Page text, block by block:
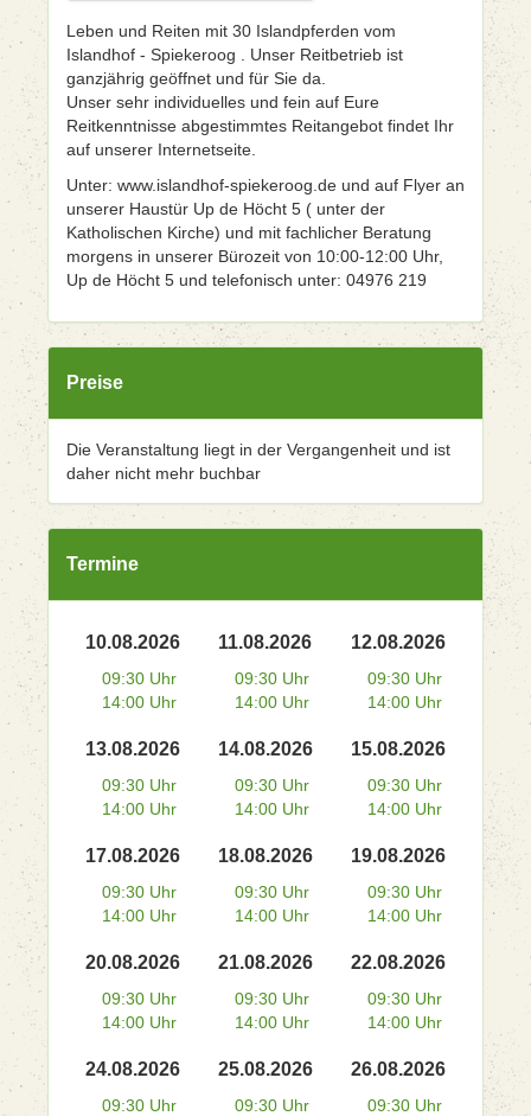
Leben und Reiten mit 30 Islandpferden vom
Islandhof - Spiekeroog . Unser Reitbetrieb ist
ganzjährig geöffnet und für Sie da.
Unser sehr individuelles und fein auf Eure
Reitkenntnisse abgestimmtes Reitangebot findet Ihr
auf unserer Internetseite.
Unter: www.islandhof-spiekeroog.de und auf Flyer an
unserer Haustür Up de Höcht 5 ( unter der
Katholischen Kirche) und mit fachlicher Beratung
morgens in unserer Bürozeit von 10:00-12:00 Uhr,
Up de Höcht 5 und telefonisch unter: 04976 219
Preise
Die Veranstaltung liegt in der Vergangenheit und ist
daher nicht mehr buchbar
Termine
10.08.2026
09:30 Uhr
14:00 Uhr
11.08.2026
09:30 Uhr
14:00 Uhr
12.08.2026
09:30 Uhr
14:00 Uhr
13.08.2026
09:30 Uhr
14:00 Uhr
14.08.2026
09:30 Uhr
14:00 Uhr
15.08.2026
09:30 Uhr
14:00 Uhr
17.08.2026
09:30 Uhr
14:00 Uhr
18.08.2026
09:30 Uhr
14:00 Uhr
19.08.2026
09:30 Uhr
14:00 Uhr
20.08.2026
09:30 Uhr
14:00 Uhr
21.08.2026
09:30 Uhr
14:00 Uhr
22.08.2026
09:30 Uhr
14:00 Uhr
24.08.2026
09:30 Uhr
25.08.2026
09:30 Uhr
26.08.2026
09:30 Uhr